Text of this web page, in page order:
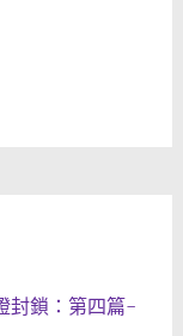
封鎖：第四篇-